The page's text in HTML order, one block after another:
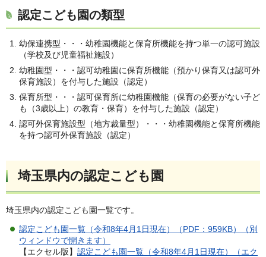
認定こども園の類型
幼保連携型・・・幼稚園機能と保育所機能を持つ単一の認可施設
（学校及び児童福祉施設）
幼稚園型・・・認可幼稚園に保育所機能（預かり保育又は認可外
保育施設）を付与した施設（認定）
保育所型・・・認可保育所に幼稚園機能（保育の必要がない子ど
も（3歳以上）の教育・保育）を付与した施設（認定）
認可外保育施設型（地方裁量型）・・・幼稚園機能と保育所機能
を持つ認可外保育施設（認定）
埼玉県内の認定こども園
埼玉県内の認定こども園一覧です。
認定こども園一覧（令和8年4月1日現在）（PDF：959KB）（別
ウィンドウで開きます）
【エクセル版】 認定こども園一覧（令和8年4月1日現在）（エク